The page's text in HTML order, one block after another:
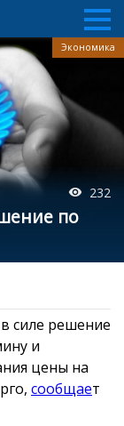
232
по
Экономика
силе решение
и
цены на
сообщает